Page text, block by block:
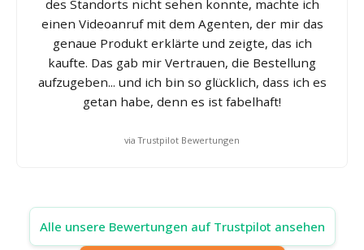
des Standorts nicht sehen konnte, machte ich
einen Videoanruf mit dem Agenten, der mir das
genaue Produkt erklärte und zeigte, das ich
kaufte. Das gab mir Vertrauen, die Bestellung
aufzugeben... und ich bin so glücklich, dass ich es
getan habe, denn es ist fabelhaft!
via Trustpilot Bewertungen
Alle unsere Bewertungen auf Trustpilot ansehen